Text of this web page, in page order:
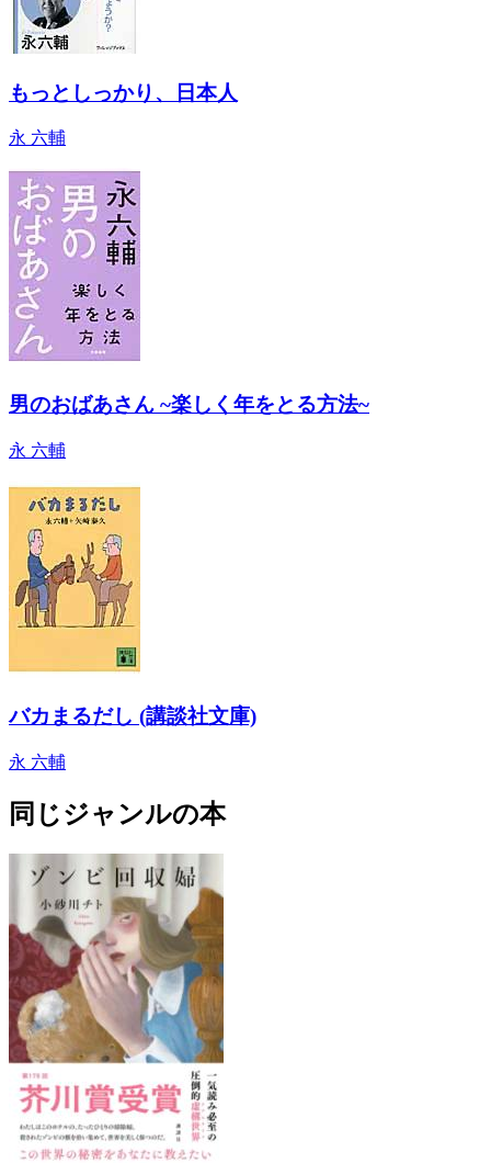
もっとしっかり、日本人
永 六輔
男のおばあさん ~楽しく年をとる方法~
永 六輔
バカまるだし (講談社文庫)
永 六輔
同じジャンルの本